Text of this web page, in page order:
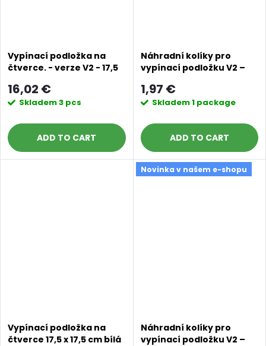
Vypínací podložka na
čtverce. - verze V2 - 17,5
16,02 €
Skladem3 pcs
ADD TO CART
Náhradní kolíky pro
vypínací podložku V2 –
1,97 €
Skladem1 package
ADD TO CART
Vypínací podložka na
čtverce 17,5 x 17,5 cm bílá
Novinka v našem e-shopu
Náhradní kolíky pro
vypínací podložku V2 –